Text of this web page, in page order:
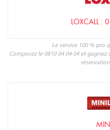
LOXCALL
Le service 100 % pro
Composez le 0810 04 04 04 et